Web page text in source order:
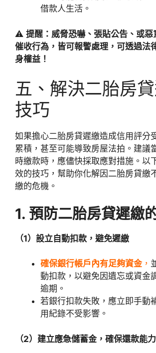
借款人生活。
⚠️ 提醒：威脅恐嚇、張貼公告、或惡
催收行為，皆可報警處理，可透過法
身權益！
五、解決二胎房
技巧
如果擔心二胎房貸遲繳造成信用評分
累積，甚至可能導致房屋法拍。建議
時繳款時，應儘快採取應對措施。以
效的技巧，幫助你化解因二胎房貸繳
繳的危機。
1. 預防二胎房貸遲繳
（1）設立自動扣款，避免遲繳
確保銀行帳戶內有足夠資金，
動扣款，以避免因遺忘或資金
逾期。
若銀行扣款失敗，應立即手動
用紀錄不受影響。
（2）建立應急儲蓄金，確保還款能力